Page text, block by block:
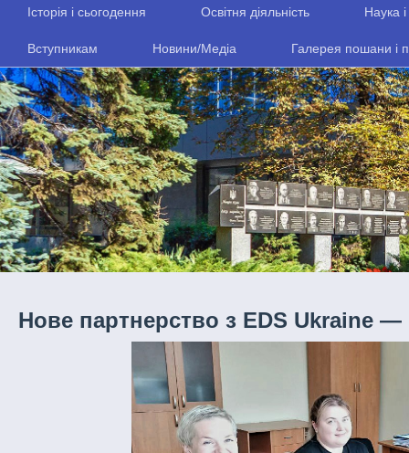
Історія і сьогодення Освітня діяльність Наука
Вступникам Новини/Медіа Галерея пошани і
Нове партнерство з EDS Ukraine —